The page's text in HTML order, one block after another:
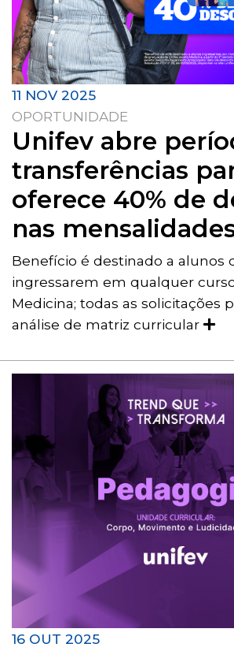
11 NOV 2025
OPORTUNIDADE
Unifev abre
transferências
oferece 40% de
nas
Benefício é destinado a alunos
ingressarem em qualquer
Medicina; todas as solicitações
análise de matriz curricular
16 OUT 2025